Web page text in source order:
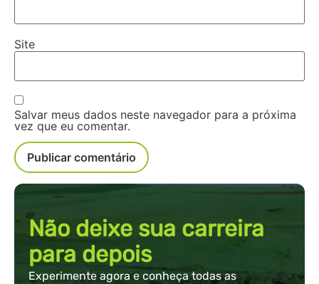
Site
Salvar meus dados neste navegador para a próxima
vez que eu comentar.
Não deixe sua carreira
para depois
Experimente agora e conheça todas as